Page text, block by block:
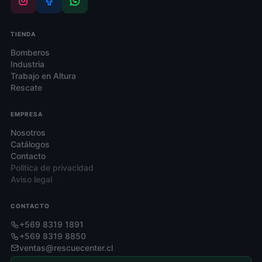
TIENDA
Bomberos
Industria
Trabajo en Altura
Rescate
EMPRESA
Nosotros
Catálogos
Contacto
Política de privacidad
Aviso legal
CONTACTO
+569 8319 1891
+569 8319 8850
ventas@rescuecenter.cl